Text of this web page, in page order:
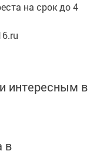
на срок до 4
интересным в
в